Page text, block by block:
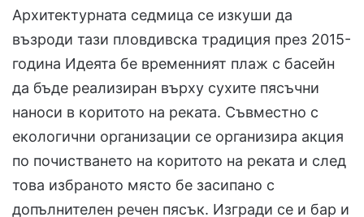
Архитектурната седмица се изкуши да
възроди тази пловдивска традиция през 2015-
година Идеята бе временният плаж с басейн
да бъде реализиран върху сухите пясъчни
наноси в коритото на реката. Съвместно с
екологични организации се организира акция
по почистването на коритото на реката и след
това избраното място бе засипано с
допълнителен речен пясък. Изгради се и бар и